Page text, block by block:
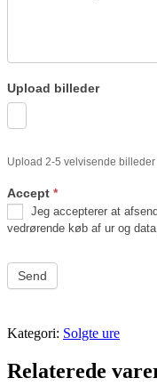
Upload billeder
Upload 2-5 velvisende
Accept *
vedrørende køb af ur og
Send
Kategori: Solgte ure
Relaterede